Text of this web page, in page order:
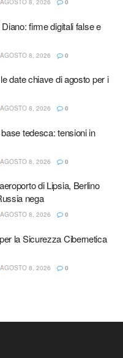
AGOSTO 8, 2026 0
firme digitali false e
AGOSTO 8, 2026 0
date chiave di agosto per i
AGOSTO 8, 2026 0
tedesca: tensioni in
AGOSTO 8, 2026 0
di Lipsia, Berlino
nega
AGOSTO 8, 2026 0
la Sicurezza Cibernetica
AGOSTO 8, 2026 0